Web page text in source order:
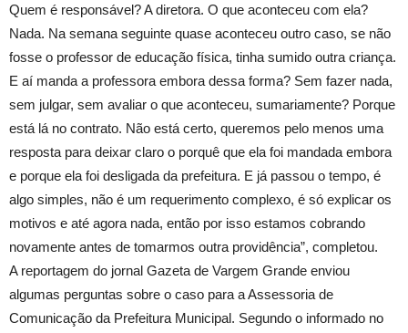
Quem é responsável? A diretora. O que aconteceu com ela?
Nada. Na semana seguinte quase aconteceu outro caso, se não
fosse o professor de educação física, tinha sumido outra criança.
E aí manda a professora embora dessa forma? Sem fazer nada,
sem julgar, sem avaliar o que aconteceu, sumariamente? Porque
está lá no contrato. Não está certo, queremos pelo menos uma
resposta para deixar claro o porquê que ela foi mandada embora
e porque ela foi desligada da prefeitura. E já passou o tempo, é
algo simples, não é um requerimento complexo, é só explicar os
motivos e até agora nada, então por isso estamos cobrando
novamente antes de tomarmos outra providência”, completou.
A reportagem do jornal Gazeta de Vargem Grande enviou
algumas perguntas sobre o caso para a Assessoria de
Comunicação da Prefeitura Municipal. Segundo o informado no